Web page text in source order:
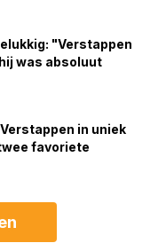
"Verstappen
was absoluut
in uniek
favoriete